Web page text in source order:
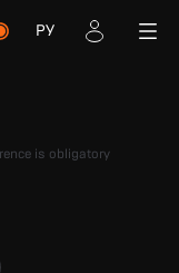
РУ
is obligatory